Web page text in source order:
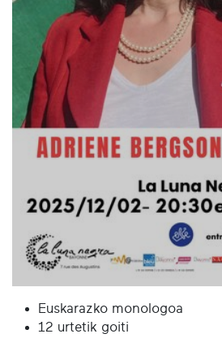
Euskarazko monologoa
12 urtetik goiti